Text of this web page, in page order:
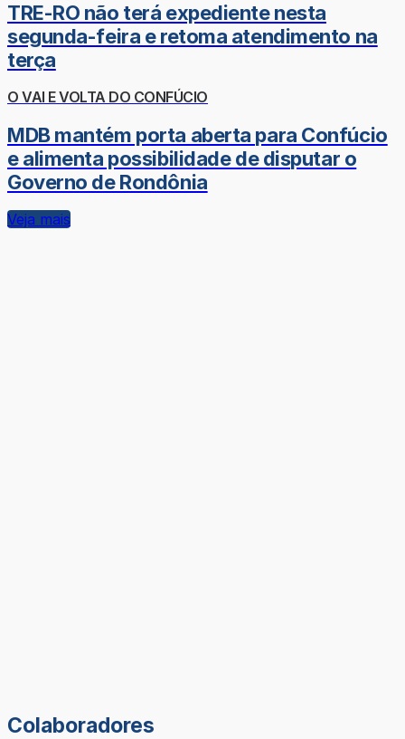
TRE-RO não terá expediente nesta
segunda-feira e retoma atendimento na
terça
O VAI E VOLTA DO CONFÚCIO
MDB mantém porta aberta para Confúcio
e alimenta possibilidade de disputar o
Governo de Rondônia
Veja mais
Colaboradores